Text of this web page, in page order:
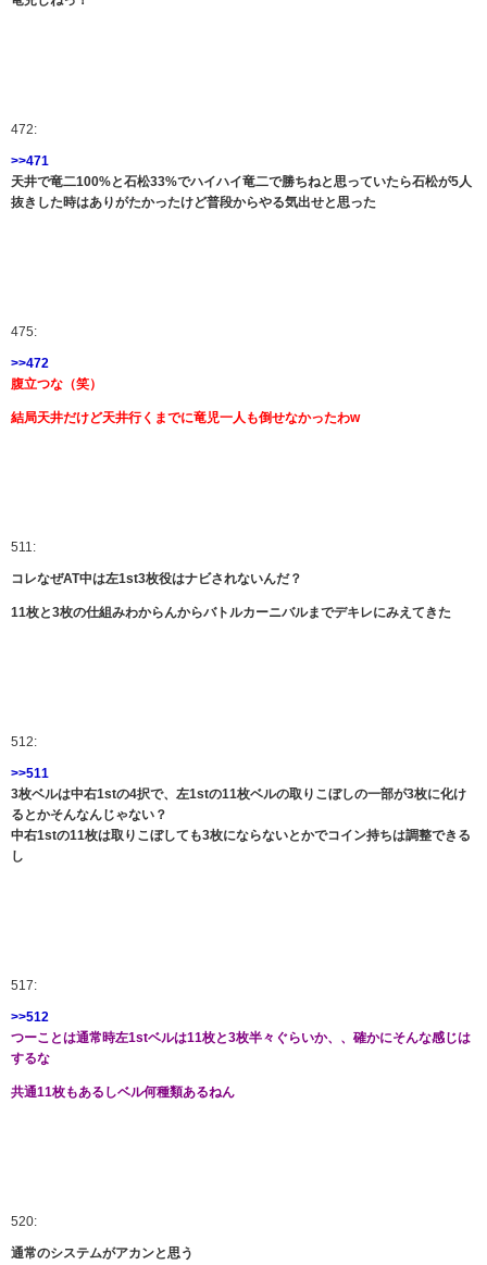
472:
>>471
天井で竜二100%と石松33%でハイハイ竜二で勝ちねと思っていたら石松が5人
抜きした時はありがたかったけど普段からやる気出せと思った
475:
>>472
腹立つな（笑）
結局天井だけど天井行くまでに竜児一人も倒せなかったわw
511:
コレなぜAT中は左1st3枚役はナビされないんだ？
11枚と3枚の仕組みわからんからバトルカーニバルまでデキレにみえてきた
512:
>>511
3枚ベルは中右1stの4択で、左1stの11枚ベルの取りこぼしの一部が3枚に化け
るとかそんなんじゃない？
中右1stの11枚は取りこぼしても3枚にならないとかでコイン持ちは調整できる
し
517:
>>512
つーことは通常時左1stベルは11枚と3枚半々ぐらいか、、確かにそんな感じは
するな
共通11枚もあるしベル何種類あるねん
520:
通常のシステムがアカンと思う